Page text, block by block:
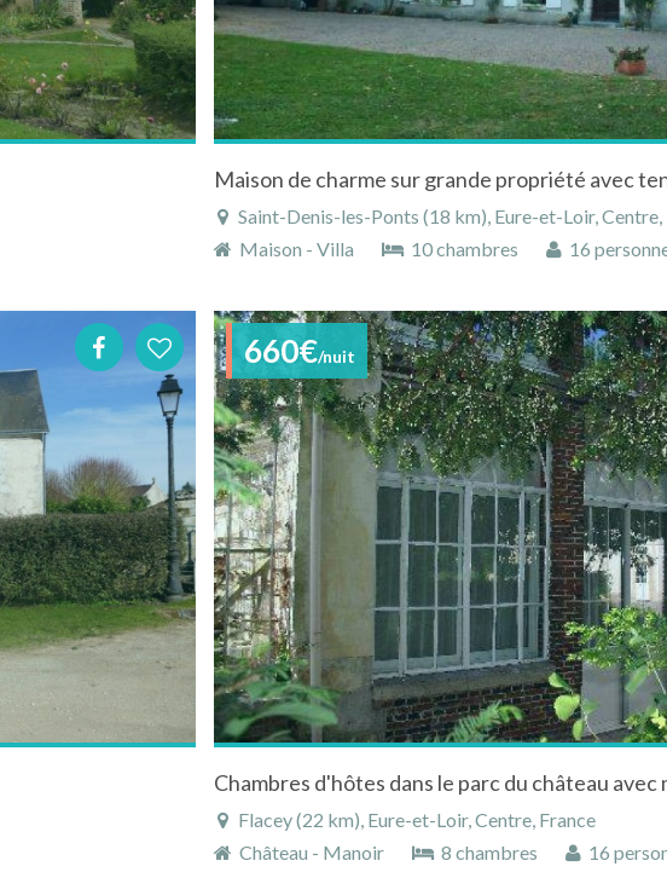
Saint-Denis-les-Ponts (18 km), Eure-et-Loir, Centre,
Maison - Villa
10 chambres 16
660€/nuit
Flacey (22 km), Eure-et-Loir, Centre, France
Château - Manoir
8 chambres 16